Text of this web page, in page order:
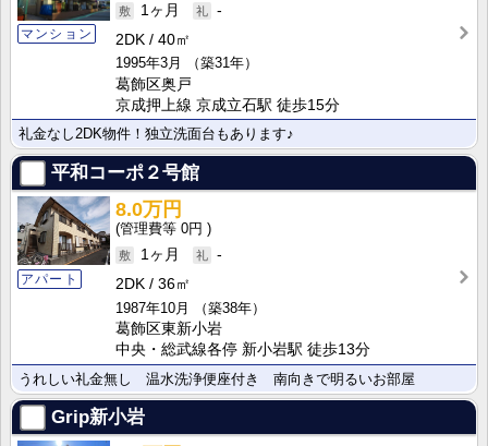
マンション
1ヶ月
-
2DK
40㎡
1995年3月
（築31年）
葛飾区奥戸
京成押上線 京成立石駅 徒歩15分
礼金なし2DK物件！独立洗面台もあります♪
平和コーポ２号館
アパート
8.0万円
0円
1ヶ月
-
2DK
36㎡
1987年10月
（築38年）
葛飾区東新小岩
中央・総武線各停 新小岩駅 徒歩13分
うれしい礼金無し 温水洗浄便座付き 南向きで明るいお部屋
Grip新小岩